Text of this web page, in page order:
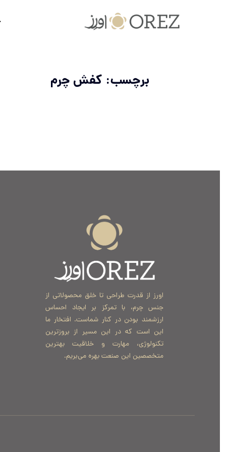
برچسب: کفش چرم
اورز از قدرت طراحی تا خلق محصولاتی از
جنس چرم، با تمرکز بر ایجاد احساس
ارزشمند بودن در کنار شماست. افتخار ما
این است که در این مسیر از بروزترین
تکنولوژی، مهارت و خلاقیت بهترین
متخصصین این صنعت بهره می‌بریم.